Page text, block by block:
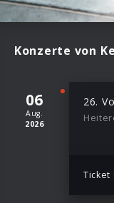
Konzerte von
06
Aug.
2026
26.
Ticket